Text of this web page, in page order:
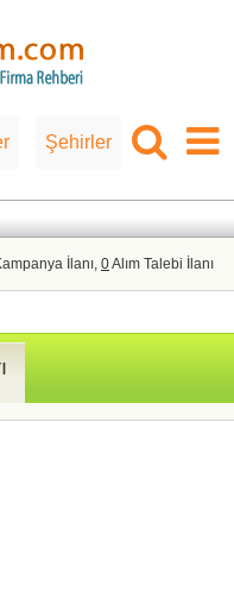
Şehirler
İlanı, 0Alım Talebi İlanı